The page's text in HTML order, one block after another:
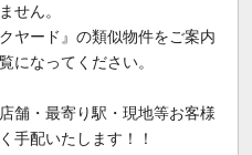
せん。
ヤード』の類似物件をご案内
になってください。
舗・最寄り駅・現地等お客様
手配いたします！！